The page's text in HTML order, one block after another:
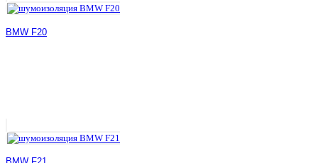
BMW F20